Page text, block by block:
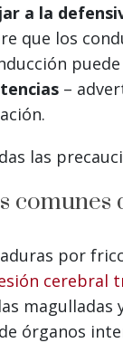
a la
que los
–
las
comunes
por
cerebral
magulladas
órganos